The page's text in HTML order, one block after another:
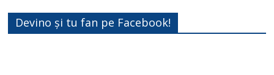
Devino și tu fan pe Facebook!